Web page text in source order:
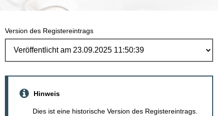
Version des Registereintrags
Hinweis
Dies ist eine historische Version des Registereintrags.